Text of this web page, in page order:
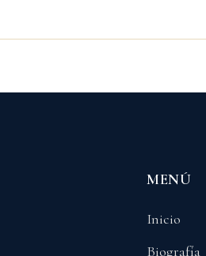
MENÚ
Inicio
Biografía